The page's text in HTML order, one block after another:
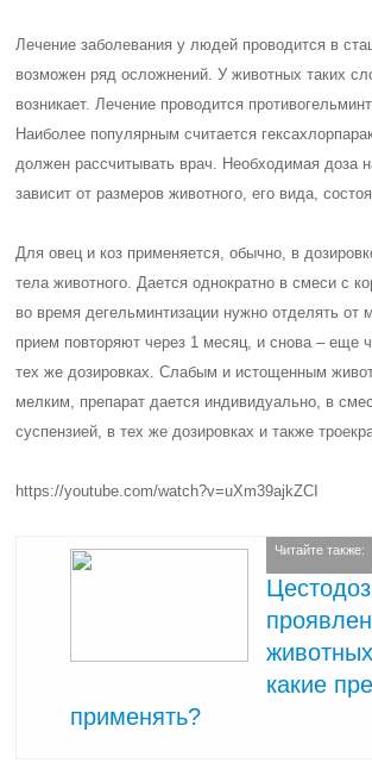
Лечение заболевания у людей проводится в
возможен ряд осложнений. У животных таких
возникает. Лечение проводится
Наиболее популярным считается
должен рассчитывать врач. Необходимая доза
зависит от размеров животного, его вида,
Для овец и коз применяется, обычно, в
тела животного. Дается однократно в смеси с
во время дегельминтизации нужно отделять от
прием повторяют через 1 месяц, и снова – еще
тех же дозировках. Слабым и истощенным
мелким, препарат дается индивидуально, в
суспензией, в тех же дозировках и также
https://youtube.com/watch?v=uXm39ajkZCI
Читайте также:
какие
применять?